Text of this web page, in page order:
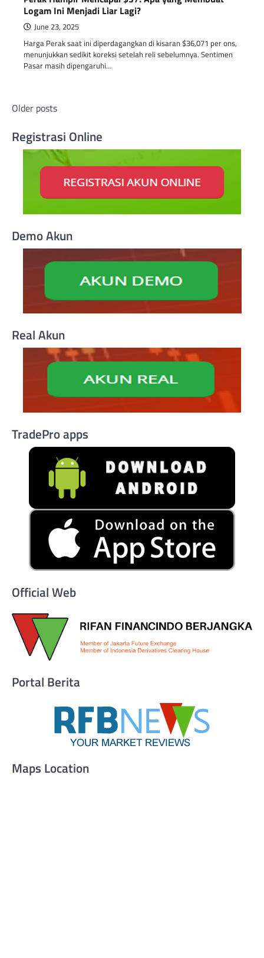
Logam Ini Menjadi Liar Lagi?
June 23, 2025
Harga Perak saat ini diperdagangkan di kisaran $36,071 per ons,
menunjukkan sedikit koreksi setelah reli sebelumnya. Sentimen
Pasar masih dipengaruhi…
Posts
navigation
Older posts
Registrasi Online
Demo Akun
Real Akun
TradePro apps
Official Web
Portal Berita
Maps Location